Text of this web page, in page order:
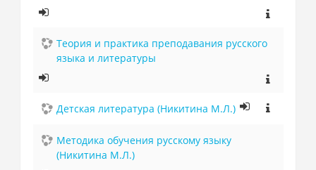
Теория и практика преподавания русского
языка и литературы
Детская литература (Никитина М.Л.)
Методика обучения русскому языку
(Никитина М.Л.)